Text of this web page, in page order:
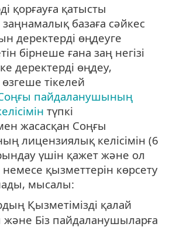
қорғауға қатысты
базаға сәйкес
деректерді өңдеуге
бірнеше ғана заң негізі
деректерді өңдеу,
өзгеше тікелей
пайдаланушының
түпкі
жасасқан Соңғы
лицензиялық келісімін (6
үшін қажет және ол
немесе қызметтерін көрсету
мысалы:
Қызметімізді қалай
Біз пайдаланушыларға